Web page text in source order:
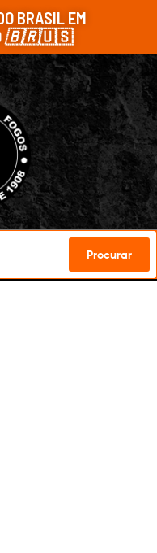
BRASIL EM
🇧🇷🇺🇸
Procurar